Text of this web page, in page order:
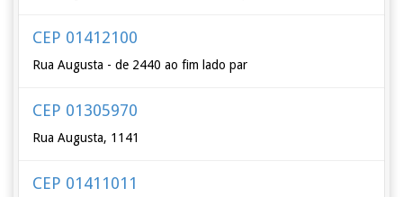
CEP 01412100
Rua Augusta - de 2440 ao fim lado par
CEP 01305970
Rua Augusta, 1141
CEP 01411011